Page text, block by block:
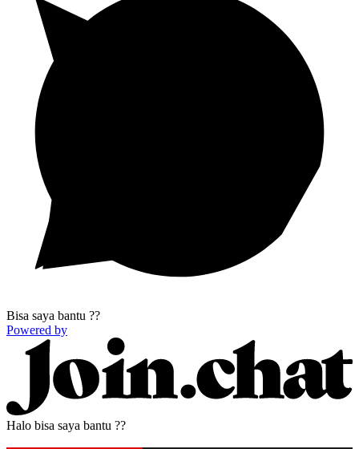
Bisa saya bantu ??
Powered by
Halo bisa saya bantu ??